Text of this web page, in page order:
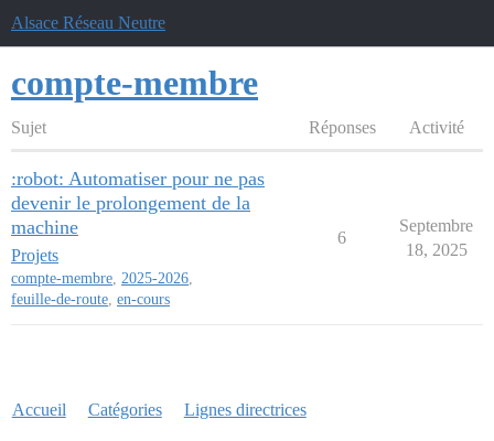
Alsace Réseau Neutre
compte-membre
Sujet Réponses Activité
:robot: Automatiser pour ne pas
devenir le prolongement de la
machine
Projets
compte-membre, 2025-2026,
feuille-de-route, en-cours
6
Septembre
18, 2025
Accueil Catégories Lignes directrices